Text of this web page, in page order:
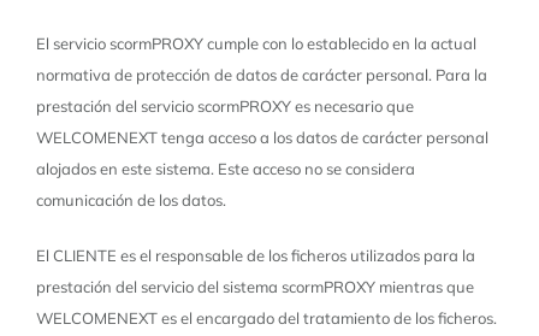
CONTACTO
SOPORTE
ACERCA DE
¿HABLAMOS?
PRUÉBALO GRATIS
CONTRÁTALO
El servicio scormPROXY cumple con lo establecido en la actual
normativa de protección de datos de carácter personal. Para la
prestación del servicio scormPROXY es necesario que
WELCOMENEXT tenga acceso a los datos de carácter personal
alojados en este sistema. Este acceso no se considera
comunicación de los datos.
El CLIENTE es el responsable de los ficheros utilizados para la
prestación del servicio del sistema scormPROXY mientras que
WELCOMENEXT es el encargado del tratamiento de los ficheros.